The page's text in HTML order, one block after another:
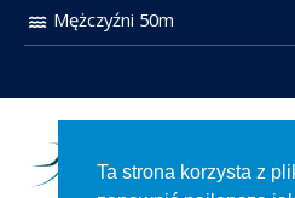
Mężczyźni 50m
Ta strona korzysta z